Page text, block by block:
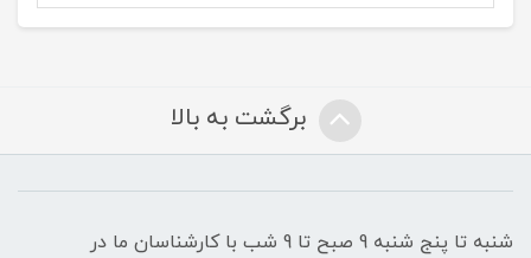
برگشت به بالا
شنبه تا پنج شنبه 9 صبح تا 9 شب با کارشناسان ما در